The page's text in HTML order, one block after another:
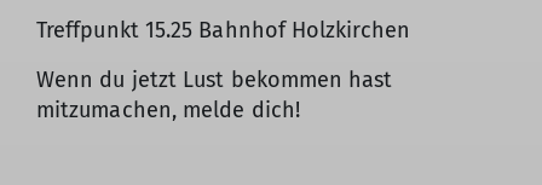
Treffpunkt 15.25 Bahnhof Holzkirchen
Wenn du jetzt Lust bekommen hast
mitzumachen, melde dich!